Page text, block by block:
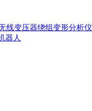
线变压器绕组变形分析仪
器人